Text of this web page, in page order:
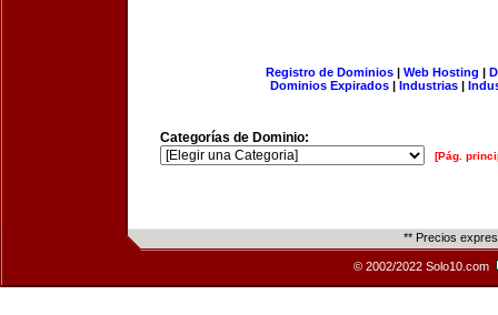
Registro de Dominios| Web Hosting |
Dominios Expirados | Industrias |
Categorías de Dominio:
[Pág.
** Precios
© 2002/2022 Solo10.com